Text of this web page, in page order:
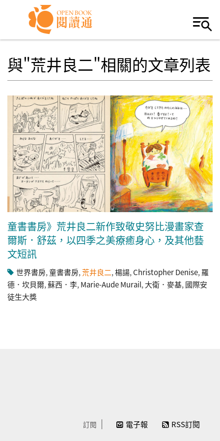
Skip to navigation
移至主內容
與"荒井良二"相關的文章列表
童書書房》荒井良二新作致敬史努比漫畫家查
爾斯．舒茲，以四季之美療癒身心，及其他藝
文短訊
世界書房,童書書房, 荒井良二,楊諹, Christopher Denise, 羅
德．坎貝爾,蘇西．李, Marie-Aude Murail, 大衛．麥基, 國際安
徒生大獎
訂閱 電子報 RSS訂閱